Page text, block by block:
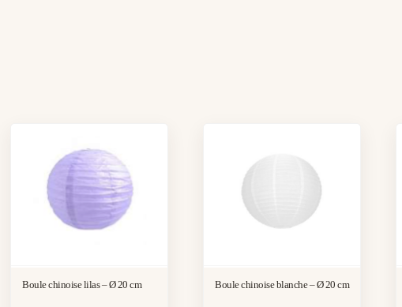
Boule chinoise lilas – Ø 20 cm Boule chinoise blanche – Ø 20 cm